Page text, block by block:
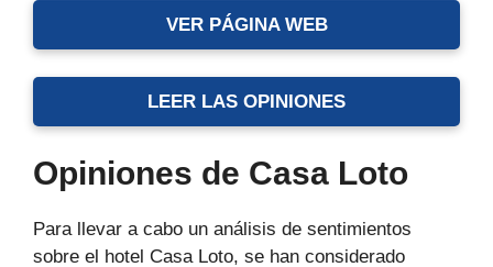
VER PÁGINA WEB
LEER LAS OPINIONES
Opiniones de Casa Loto
Para llevar a cabo un análisis de sentimientos
sobre el hotel Casa Loto, se han considerado